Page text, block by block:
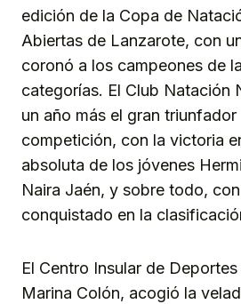
edición de la Copa de
Abiertas de Lanzarote, con
coronó a los campeones de
categorías. El Club Natación
un año más el gran triunfador
competición, con la victoria
absoluta de los jóvenes
Naira Jaén, y sobre todo,
conquistado en la
El Centro Insular de
Marina Colón, acogió la